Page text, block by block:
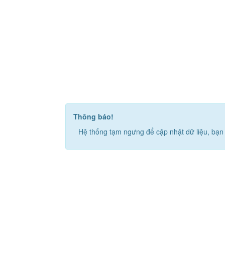
Thông báo!
Hệ thống tạm ngưng để cập nhật dữ liệu,